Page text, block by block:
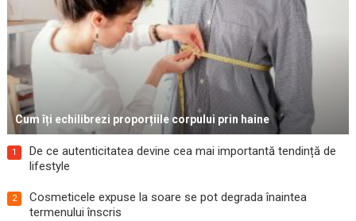
Cum îți echilibrezi proporțiile corpului prin haine
1
De ce autenticitatea devine cea mai importantă tendință de
lifestyle
2
Cosmeticele expuse la soare se pot degrada înaintea
termenului înscris